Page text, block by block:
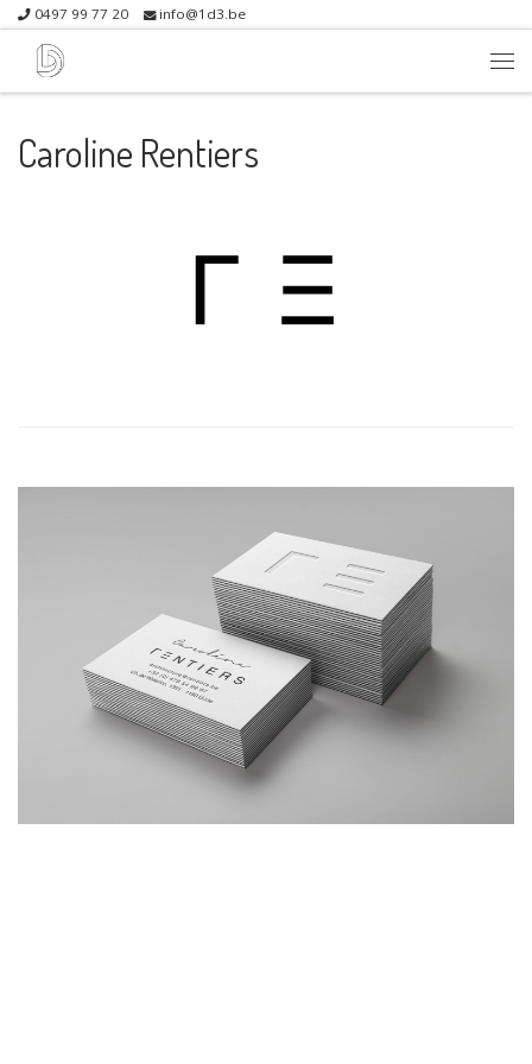
Skip to content
0497 99 77 20 info@1d3.be
Caroline Rentiers